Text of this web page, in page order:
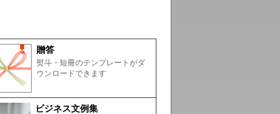
贈答
熨斗・短冊のテンプレートがダ
ウンロードできます
ビジネス文例集